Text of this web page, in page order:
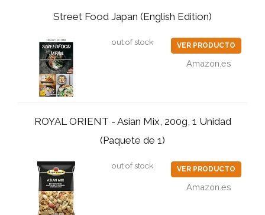
Street Food Japan (English Edition)
out of stock VER PRODUCTO
Amazon.es
ROYAL ORIENT - Asian Mix, 200g, 1 Unidad
(Paquete de 1)
out of stock VER PRODUCTO
Amazon.es